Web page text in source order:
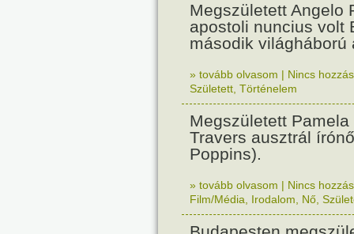
Megszületett Angelo
apostoli nuncius volt
második világháború
» tovább olvasom | Nincs
Született Történelem
Megszületett Pamela
Travers ausztrál
Poppins).
» tovább olvasom | Nincs
Film/Média
Irodalom Nő